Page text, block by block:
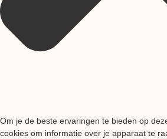
Om je de beste ervaringen te bieden op
cookies om informatie over je apparaat te